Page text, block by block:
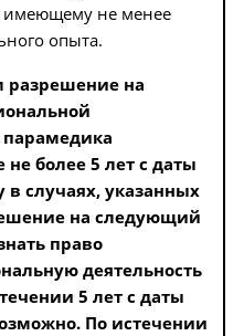
имеющему не менее
опыта.
разрешение на
парамедика
более 5 лет с даты
в случаях, указанных
на следующий
право
деятельность
5 лет с даты
По истечении